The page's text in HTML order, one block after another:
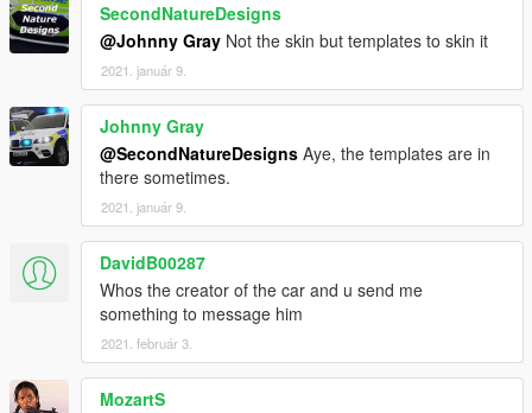
SecondNatureDesigns
@Johnny Gray Not the skin but templates to skin it
2021. január 9.
Johnny Gray
@SecondNatureDesigns Aye, the templates are in
there sometimes.
2021. január 9.
DavidB00287
Whos the creator of the car and u send me
something to message him
2021. február 3.
MozartS